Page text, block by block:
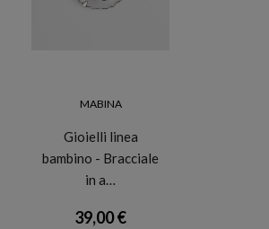
MABINA
Gioielli linea
bambino - Bracciale
in a…
39,00 €